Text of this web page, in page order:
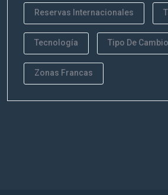
Reservas Internacionales
Tecnología Tipo De Cambio
Zonas Francas